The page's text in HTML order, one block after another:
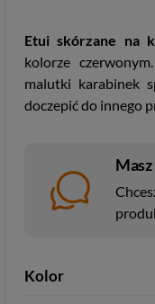
Etui skórzane na
kolorze
malutki karabinek
doczepić do innego
Kolor